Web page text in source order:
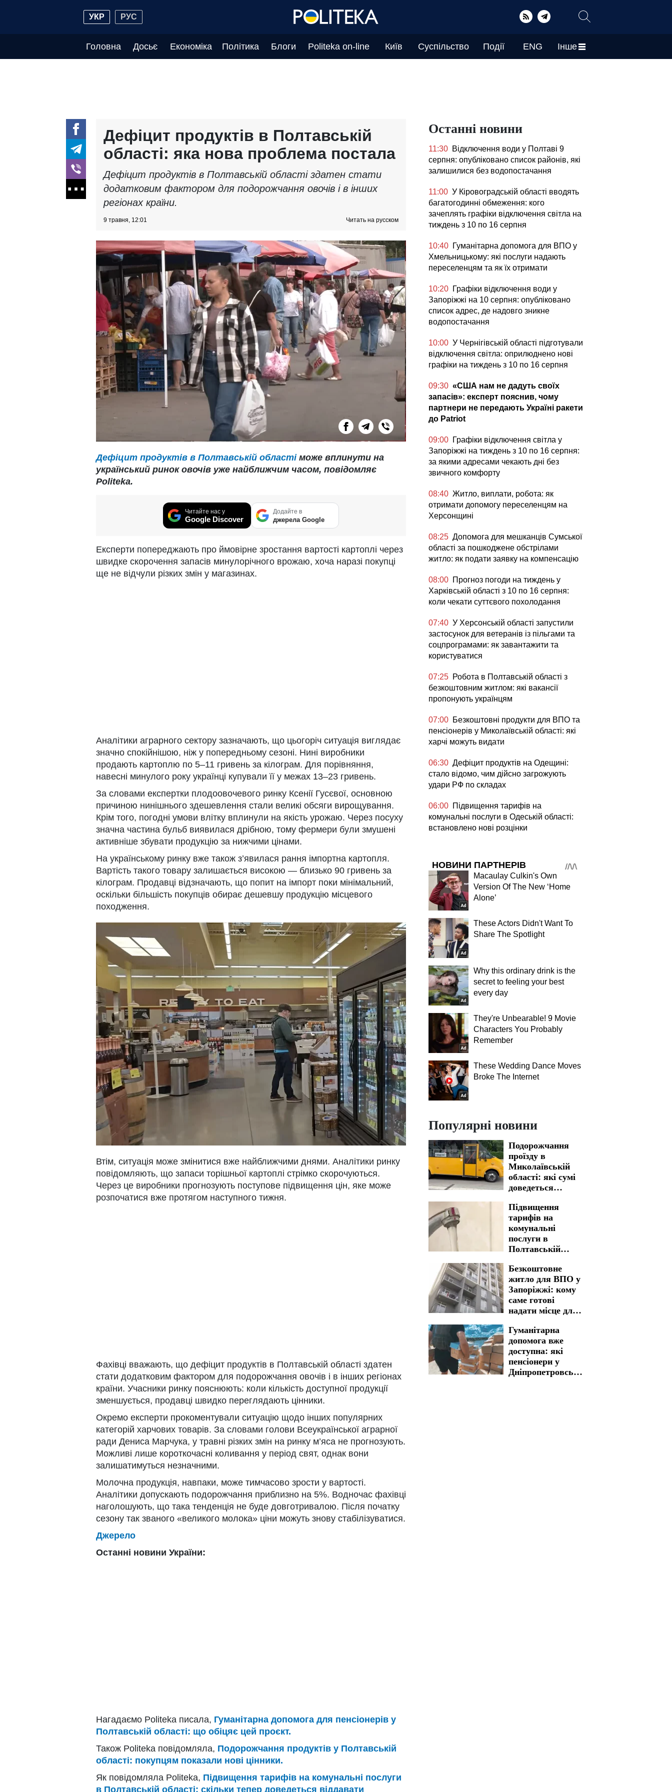
УКР РУС
Головна Досьє Економіка Політика Блоги Politeka on-line Київ Суспільство Події ENG Інше
Дефіцит продуктів в Полтавській
області: яка нова проблема постала
Дефіцит продуктів в Полтавській області здатен стати
додатковим фактором для подорожчання овочів і в інших
регіонах країни.
9 травня, 12:01 Читать на русском
Дефіцит продуктів в Полтавській областіможе вплинути на
український ринок овочів уже найближчим часом, повідомляє
Politeka.
Читайте нас у
Google Discover
Додайте в
джерела Google
Експерти попереджають про ймовірне зростання вартості картоплі через
швидке скорочення запасів минулорічного врожаю, хоча наразі покупці
ще не відчули різких змін у магазинах.
Аналітики аграрного сектору зазначають, що цьогоріч ситуація виглядає
значно спокійнішою, ніж у попередньому сезоні. Нині виробники
продають картоплю по 5–11 гривень за кілограм. Для порівняння,
навесні минулого року українці купували її у межах 13–23 гривень.
За словами експертки плодоовочевого ринку Ксенії Гусєвої, основною
причиною нинішнього здешевлення стали великі обсяги вирощування.
Крім того, погодні умови влітку вплинули на якість урожаю. Через посуху
значна частина бульб виявилася дрібною, тому фермери були змушені
активніше збувати продукцію за нижчими цінами.
На українському ринку вже також з’явилася рання імпортна картопля.
Вартість такого товару залишається високою — близько 90 гривень за
кілограм. Продавці відзначають, що попит на імпорт поки мінімальний,
оскільки більшість покупців обирає дешевшу продукцію місцевого
походження.
Втім, ситуація може змінитися вже найближчими днями. Аналітики ринку
повідомляють, що запаси торішньої картоплі стрімко скорочуються.
Через це виробники прогнозують поступове підвищення цін, яке може
розпочатися вже протягом наступного тижня.
Фахівці вважають, що дефіцит продуктів в Полтавській області здатен
стати додатковим фактором для подорожчання овочів і в інших регіонах
країни. Учасники ринку пояснюють: коли кількість доступної продукції
зменшується, продавці швидко переглядають цінники.
Окремо експерти прокоментували ситуацію щодо інших популярних
категорій харчових товарів. За словами голови Всеукраїнської аграрної
ради Дениса Марчука, у травні різких змін на ринку м’яса не прогнозують.
Можливі лише короткочасні коливання у період свят, однак вони
залишатимуться незначними.
Молочна продукція, навпаки, може тимчасово зрости у вартості.
Аналітики допускають подорожчання приблизно на 5%. Водночас фахівці
наголошують, що така тенденція не буде довготривалою. Після початку
сезону так званого «великого молока» ціни можуть знову стабілізуватися.
Джерело
Останні новини України:
Нагадаємо Politeka писала, Гуманітарна допомога для пенсіонерів у
Полтавській області: що обіцяє цей проєкт.
Також Politeka повідомляла, Подорожчання продуктів у Полтавській
області: покупцям показали нові цінники.
Як повідомляла Politeka, Підвищення тарифів на комунальні послуги
в Полтавській області: скільки тепер доведеться віддавати
Останні новини
11:30 Відключення води у Полтаві 9
серпня: опубліковано список районів, які
залишилися без водопостачання
11:00 У Кіровоградській області вводять
багатогодинні обмеження: кого
зачеплять графіки відключення світла на
тиждень з 10 по 16 серпня
10:40 Гуманітарна допомога для ВПО у
Хмельницькому: які послуги надають
переселенцям та як їх отримати
10:20 Графіки відключення води у
Запоріжжі на 10 серпня: опубліковано
список адрес, де надовго зникне
водопостачання
10:00 У Чернігівській області підготували
відключення світла: оприлюднено нові
графіки на тиждень з 10 по 16 серпня
09:30 «США нам не дадуть своїх
запасів»: експерт пояснив, чому
партнери не передають Україні ракети
до Patriot
09:00 Графіки відключення світла у
Запоріжжі на тиждень з 10 по 16 серпня:
за якими адресами чекають дні без
звичного комфорту
08:40 Житло, виплати, робота: як
отримати допомогу переселенцям на
Херсонщині
08:25 Допомога для мешканців Сумської
області за пошкоджене обстрілами
житло: як подати заявку на компенсацію
08:00 Прогноз погоди на тиждень у
Харківській області з 10 по 16 серпня:
коли чекати суттєвого похолодання
07:40 У Херсонській області запустили
застосунок для ветеранів із пільгами та
соцпрограмами: як завантажити та
користуватися
07:25 Робота в Полтавській області з
безкоштовним житлом: які вакансії
пропонують українцям
07:00 Безкоштовні продукти для ВПО та
пенсіонерів у Миколаївській області: які
харчі можуть видати
06:30 Дефіцит продуктів на Одещині:
стало відомо, чим дійсно загрожують
удари РФ по складах
06:00 Підвищення тарифів на
комунальні послуги в Одеській області:
встановлено нові розцінки
НОВИНИ ПАРТНЕРІВ
Macaulay Culkin's Own
Version Of The New ‘Home
Alone’
These Actors Didn't Want To
Share The Spotlight
Why this ordinary drink is the
secret to feeling your best
every day
They're Unbearable! 9 Movie
Characters You Probably
Remember
These Wedding Dance Moves
Broke The Internet
Популярні новини
Подорожчання
проїзду в
Миколаївській
області: які сумі
доведеться
Підвищення
тарифів на
комунальні
послуги в
Полтавській
вартістю
мешканці
стикнуться у
платіжках
Безкоштовне
житло для ВПО у
Запоріжжі: кому
саме готові
надати місце для
Гуманітарна
допомога вже
доступна: які
пенсіонери у
Дніпропетровській